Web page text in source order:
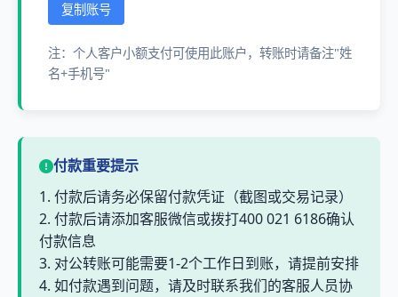
复制账号
注：个人客户小额支付可使用此账户，转账时请备注"姓
名+手机号"
付款重要提示
1. 付款后请务必保留付款凭证（截图或交易记录）
2. 付款后请添加客服微信或拨打400 021 6186确认
付款信息
3. 对公转账可能需要1-2个工作日到账，请提前安排
4. 如付款遇到问题，请及时联系我们的客服人员协